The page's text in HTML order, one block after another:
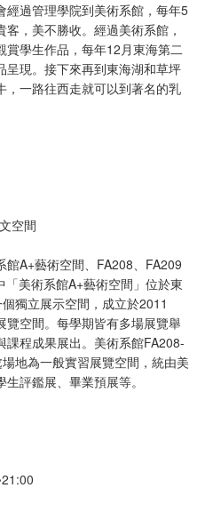
經過管理學院到美術系館，每年5
，美不勝收。經過美術系館，
賞學生作品，每年12月東海第二
呈現。接下來再到東海湖和草坪
，一路往西走就可以到著名的乳
空間
A+藝術空間、FA208、FA209
美術系館A+藝術空間」位於東
獨立展示空間，成立於2011
空間。每學期皆有多場展覽舉
程成果展出。美術系館FA208-
地為一般實習展覽空間，統由美
評鑑展、畢業預展等。